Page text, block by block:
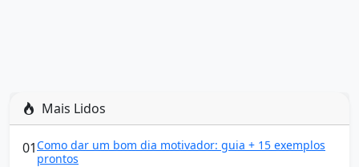
Mais Lidos
01Como dar um bom dia motivador: guia + 15 exemplos
prontos